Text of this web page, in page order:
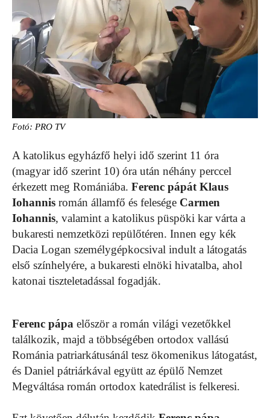
Fotó: PRO TV
A katolikus egyházfő helyi idő szerint 11 óra
(magyar idő szerint 10) óra után néhány perccel
érkezett meg Romániába. Ferenc pápát Klaus
Iohannis román államfő és felesége Carmen
Iohannis, valamint a katolikus püspöki kar várta a
bukaresti nemzetközi repülőtéren. Innen egy kék
Dacia Logan személygépkocsival indult a látogatás
első színhelyére, a bukaresti elnöki hivatalba, ahol
katonai tiszteletadással fogadják.
Ferenc pápa először a román világi vezetőkkel
találkozik, majd a többségében ortodox vallású
Románia patriarkátusánál tesz ökomenikus látogatást,
és Daniel pátriárkával együtt az épülő Nemzet
Megváltása román ortodox katedrálist is felkeresi.